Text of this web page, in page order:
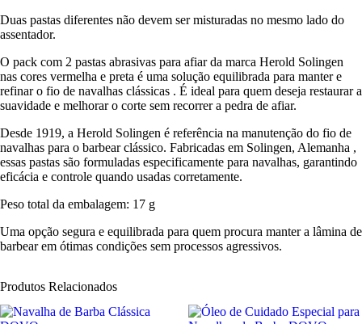
Duas pastas diferentes não devem ser misturadas no mesmo lado do
assentador.
O pack com 2 pastas abrasivas para afiar da marca Herold Solingen
nas cores vermelha e preta é uma solução equilibrada para manter e
refinar o fio de navalhas clássicas . É ideal para quem deseja restaurar a
suavidade e melhorar o corte sem recorrer a pedra de afiar.
Desde 1919, a Herold Solingen é referência na manutenção do fio de
navalhas para o barbear clássico. Fabricadas em Solingen, Alemanha ,
essas pastas são formuladas especificamente para navalhas, garantindo
eficácia e controle quando usadas corretamente.
Peso total da embalagem: 17 g
Uma opção segura e equilibrada para quem procura manter a lâmina de
barbear em ótimas condições sem processos agressivos.
Produtos Relacionados